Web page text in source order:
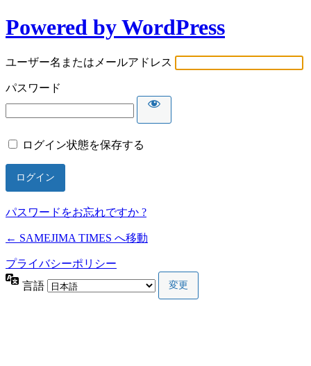
Powered by WordPress
ユーザー名またはメールアドレス
パスワード
ログイン状態を保存する
パスワードをお忘れですか ?
← SAMEJIMA TIMES へ移動
プライバシーポリシー
言語